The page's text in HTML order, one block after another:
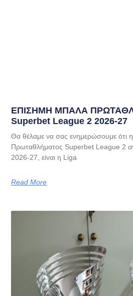
EΠΙΣΗΜΗ ΜΠΑΛΑ
Superbet League 2 2026-27
Θα θέλαμε να σας ενημερώσουμε ότι
Πρωταθλήματος Superbet League 2
2026-27, είναι η Liga
Read More